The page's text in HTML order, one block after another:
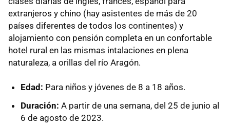
extranjeros y chino (hay asistentes de más de 20
países diferentes de todos los continentes) y
alojamiento con pensión completa en un confortable
hotel rural en las mismas intalaciones en plena
naturaleza, a orillas del río Aragón.
Edad: Para niños y jóvenes de 8 a 18 años.
Duración: A partir de una semana, del 25 de junio al
6 de agosto de 2023.